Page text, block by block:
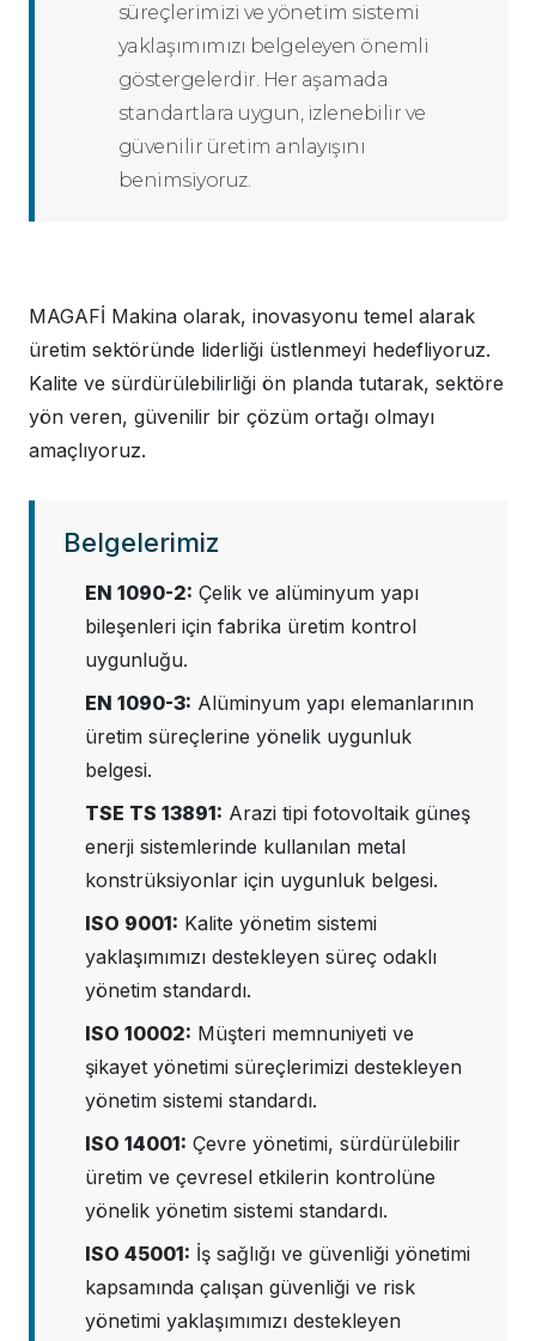
süreçlerimizi ve yönetim sistemi
yaklaşımımızı belgeleyen önemli
göstergelerdir. Her aşamada
standartlara uygun, izlenebilir ve
güvenilir üretim anlayışını
benimsiyoruz.
MAGAFİ Makina olarak, inovasyonu temel alarak
üretim sektöründe liderliği üstlenmeyi hedefliyoruz.
Kalite ve sürdürülebilirliği ön planda tutarak, sektöre
yön veren, güvenilir bir çözüm ortağı olmayı
amaçlıyoruz.
Belgelerimiz
EN 1090-2: Çelik ve alüminyum yapı
bileşenleri için fabrika üretim kontrol
uygunluğu.
EN 1090-3: Alüminyum yapı elemanlarının
üretim süreçlerine yönelik uygunluk
belgesi.
TSE TS 13891: Arazi tipi fotovoltaik güneş
enerji sistemlerinde kullanılan metal
konstrüksiyonlar için uygunluk belgesi.
ISO 9001: Kalite yönetim sistemi
yaklaşımımızı destekleyen süreç odaklı
yönetim standardı.
ISO 10002: Müşteri memnuniyeti ve
şikayet yönetimi süreçlerimizi destekleyen
yönetim sistemi standardı.
ISO 14001: Çevre yönetimi, sürdürülebilir
üretim ve çevresel etkilerin kontrolüne
yönelik yönetim sistemi standardı.
ISO 45001: İş sağlığı ve güvenliği yönetimi
kapsamında çalışan güvenliği ve risk
yönetimi yaklaşımımızı destekleyen